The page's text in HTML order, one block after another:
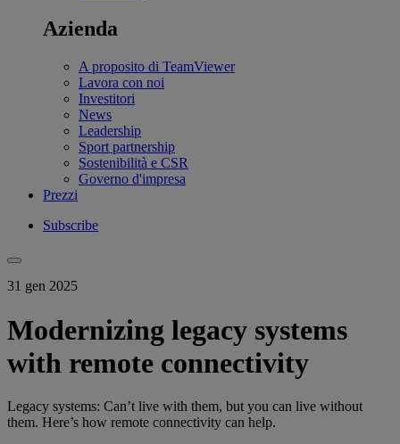
Azienda
A proposito di TeamViewer
Lavora con noi
Investitori
News
Leadership
Sport partnership
Sostenibilità e CSR
Governo d'impresa
Prezzi
Subscribe
31 gen 2025
Modernizing legacy systems
with remote connectivity
Legacy systems: Can’t live with them, but you can live without
them. Here’s how remote connectivity can help.